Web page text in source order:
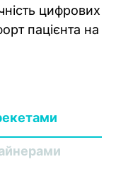
цифрових
пацієнта на